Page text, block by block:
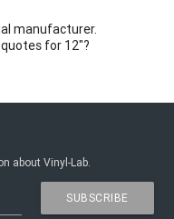
manufacturer.
for 12"?
about Vinyl-Lab.
SUBSCRIBE